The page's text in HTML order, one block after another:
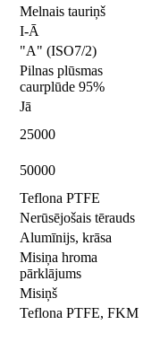
Melnais tauriņš
I-Ā
"A" (ISO7/2)
Pilnas plūsmas
caurplūde 95%
Jā
25000
50000
Teflona PTFE
Nerūsējošais tērauds
Alumīnijs, krāsa
Misiņa hroma
pārklājums
Misiņš
Teflona PTFE, FKM